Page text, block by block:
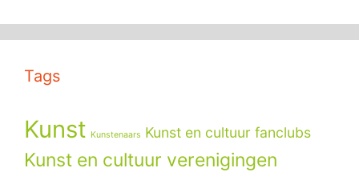
Tags
Kunst Kunstenaars Kunst en cultuur fanclubs
Kunst en cultuur verenigingen